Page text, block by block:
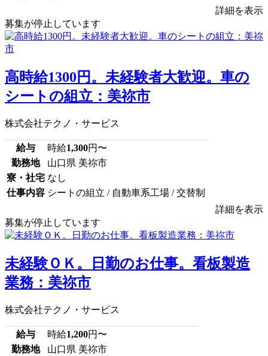
詳細を表示
募集が停止しています
高時給1300円。未経験者大歓迎。車の
シートの組立：美祢市
株式会社テクノ・サービス
給与 時給1,300円〜
勤務地
山口県 美祢市
寮・社宅 なし
仕事内容 シートの組立 / 自動車系工場 / 交替制
詳細を表示
募集が停止しています
未経験ＯＫ。日勤のお仕事。看板製造
業務：美祢市
株式会社テクノ・サービス
給与 時給1,200円〜
勤務地
山口県 美祢市